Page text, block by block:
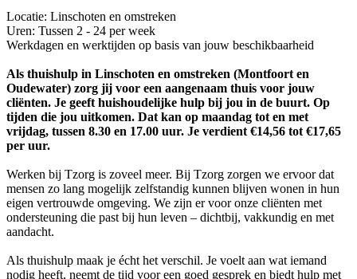
Locatie: Linschoten en omstreken
Uren: Tussen 2 - 24 per week
Werkdagen en werktijden op basis van jouw beschikbaarheid
Als thuishulp in Linschoten en omstreken (Montfoort en
Oudewater) zorg jij voor een aangenaam thuis voor jouw
cliënten. Je geeft huishoudelijke hulp bij jou in de buurt. Op
tijden die jou uitkomen. Dat kan op maandag tot en met
vrijdag, tussen 8.30 en 17.00 uur. Je verdient €14,56 tot €17,65
per uur.
Werken bij Tzorg is zoveel meer. Bij Tzorg zorgen we ervoor dat
mensen zo lang mogelijk zelfstandig kunnen blijven wonen in hun
eigen vertrouwde omgeving. We zijn er voor onze cliënten met
ondersteuning die past bij hun leven – dichtbij, vakkundig en met
aandacht.
Als thuishulp maak je écht het verschil. Je voelt aan wat iemand
nodig heeft, neemt de tijd voor een goed gesprek en biedt hulp met